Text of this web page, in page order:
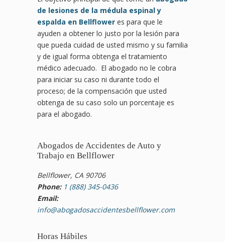
de lesiones de la médula espinal y
espalda en Bellflower es para que le
ayuden a obtener lo justo por la lesión para
que pueda cuidad de usted mismo y su familia
y de igual forma obtenga el tratamiento
médico adecuado. El abogado no le cobra
para iniciar su caso ni durante todo el
proceso; de la compensación que usted
obtenga de su caso solo un porcentaje es
para el abogado.
Abogados de Accidentes de Auto y
Trabajo en Bellflower
Bellflower, CA 90706
Phone: 1 (888) 345-0436
Email:
info@abogadosaccidentesbellflower.com
Horas Hábiles